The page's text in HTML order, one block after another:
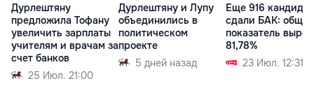
Дурлештяну
предложила Тофану
увеличить зарплаты
учителям и врачам за
счет банков
25 Июл. 21:00
Дурлештяну и Лупу
объединились в
политическом
проекте
5 дней назад
Еще 916
сдали БАК:
показатель
81,78%
23 Июл. 12:31